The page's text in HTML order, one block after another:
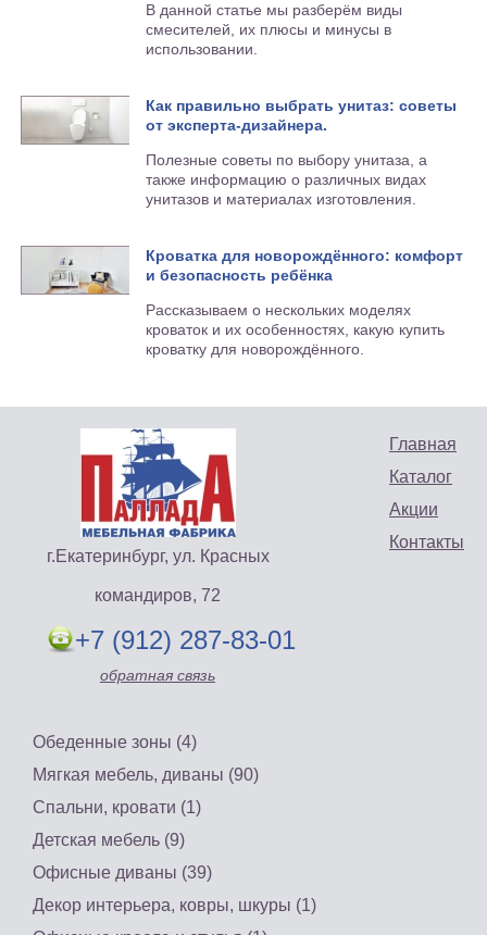
В данной статье мы разберём виды
смесителей, их плюсы и минусы в
использовании.
Как правильно выбрать унитаз: советы
от эксперта-дизайнера.
Полезные советы по выбору унитаза, а
также информацию о различных видах
унитазов и материалах изготовления.
Кроватка для новорождённого: комфорт
и безопасность ребёнка
Рассказываем о нескольких моделях
кроваток и их особенностях, какую купить
кроватку для новорождённого.
Главная
Каталог
Акции
Контакты
г.Екатеринбург, ул. Красных
командиров, 72
+7 (912) 287-83-01
обратная связь
Обеденные зоны (4)
Мягкая мебель, диваны (90)
Спальни, кровати (1)
Детская мебель (9)
Офисные диваны (39)
Декор интерьера, ковры, шкуры (1)